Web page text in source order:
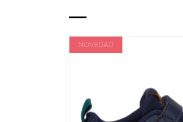
NOVEDAD